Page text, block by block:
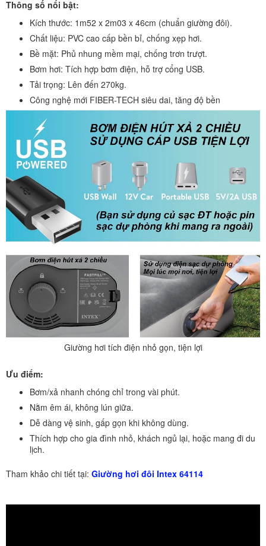
Thông số nổi bật:
Kích thước: 1m52 x 2m03 x 46cm (chuẩn giường đôi).
Chất liệu: PVC cao cấp bền bỉ, chống xẹp hơi.
Bề mặt: Phủ nhung mềm mại, chống trơn trượt.
Bơm hơi: Tích hợp bơm điện, hỗ trợ cổng USB.
Tải trọng: Lên đến 270kg.
Công nghệ mới FIBER-TECH siêu dai, tăng độ bền
Giường hơi tích điện nhỏ gọn, tiện lợi
Ưu điểm:
Bơm/xả nhanh chóng chỉ trong vài phút.
Nằm êm ái, không lún giữa.
Dễ dàng vệ sinh, gấp gọn khi không dùng.
Thích hợp cho gia đình nhỏ, khách ngủ lại, hoặc mang đi du
lịch.
Tham khảo chi tiết tại: Giường hơi đôi Intex 64114